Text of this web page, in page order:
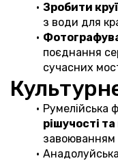
Зробити
з води для
поєднання
сучасних
Румелійська
рішучості та
завоюванням